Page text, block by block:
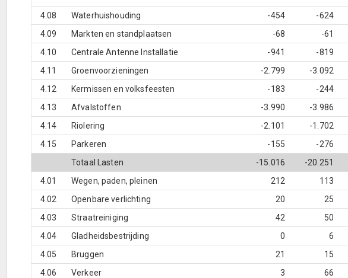
4.08
Waterhuishouding -454 -624
4.09
Markten en standplaatsen -68 -61
4.10
Centrale Antenne Installatie -941 -819
4.11
Groenvoorzieningen -2.799 -3.092
4.12
Kermissen en volksfeesten -183 -244
4.13
Afvalstoffen -3.990 -3.986
4.14
Riolering -2.101 -1.702
4.15
Parkeren -155 -276
Totaal Lasten
-15.016 -20.251
4.01
Wegen, paden, pleinen 212 113
4.02
Openbare verlichting 20 25
4.03
Straatreiniging 42 50
4.04
Gladheidsbestrijding 0 6
4.05
Bruggen 21 15
4.06
Verkeer 3 66